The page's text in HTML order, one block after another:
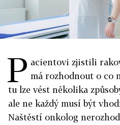
P acientovi zjistili
má rozhodnout o co
tu lze vést několika
ale ne každý musí být
Naštěstí onkolog